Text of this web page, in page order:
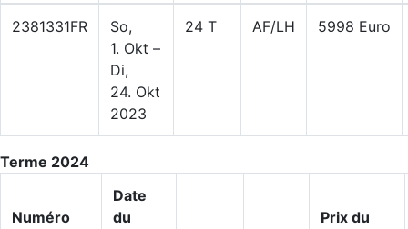
2381331FR
So,
1. Okt –
Di,
24. Okt
2023
24 T AF/LH 5998 Euro
Terme 2024
Numéro
Date
du
Prix du